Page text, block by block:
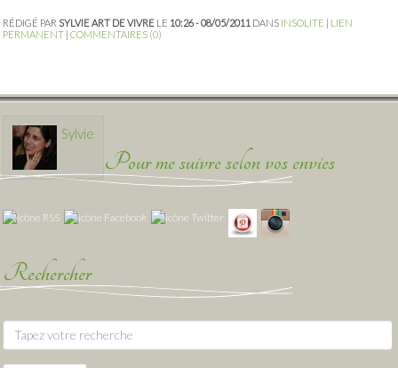
RÉDIGÉ PAR SYLVIE ART DE VIVRE LE 10:26 - 08/05/2011 DANS INSOLITE | LIEN
PERMANENT | COMMENTAIRES (0)
Sylvie
Pour me suivre selon vos envies
Rechercher